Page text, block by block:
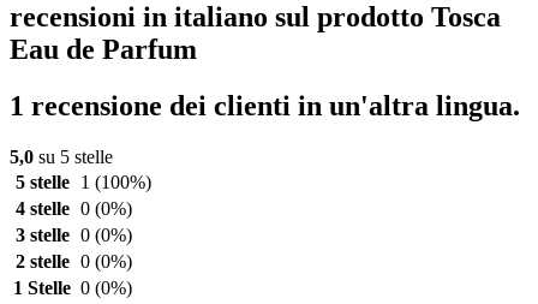
recensioni in italiano sul prodotto Tosca
Eau de Parfum
1 recensione dei clienti in un'altra lingua.
5,0 su 5 stelle
5 stelle
1 (100%)
4 stelle 0 (0%)
3 stelle 0 (0%)
2 stelle 0 (0%)
1 Stelle 0 (0%)